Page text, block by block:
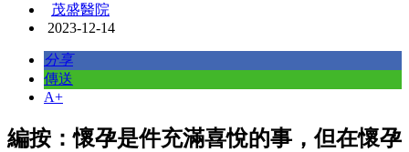
茂盛醫院
2023-12-14
分享
傳送
A+
編按：懷孕是件充滿喜悅的事，但在懷孕